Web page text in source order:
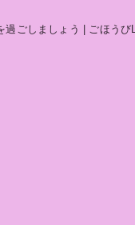
過ごしましょう | ごほうび